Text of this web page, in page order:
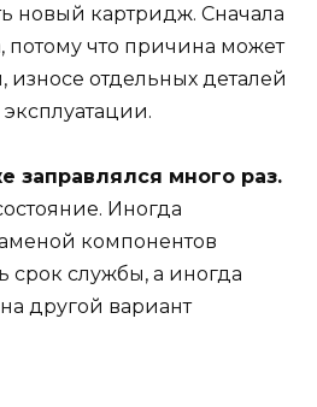
новый картридж. Сначала
потому что причина может
износе отдельных деталей
заправлялся много раз.
Иногда
компонентов
срок службы, а иногда
другой вариант